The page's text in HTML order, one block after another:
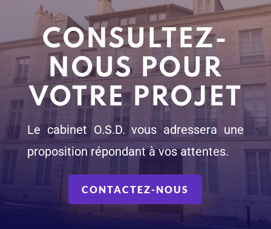
CONSULTEZ-
NOUS POUR
VOTRE PROJET
Le cabinet O.S.D. vous adressera une
proposition répondant à vos attentes.
CONTACTEZ-NOUS